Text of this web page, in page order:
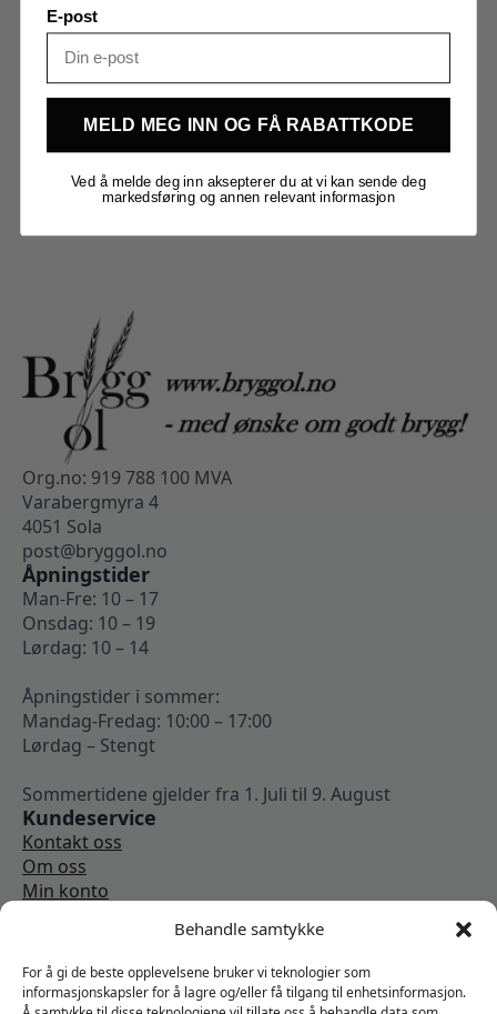
Behandle samtykke
For å gi de beste opplevelsene bruker vi teknologier som
informasjonskapsler for å lagre og/eller få tilgang til enhetsinformasjon.
Vekt
Merker
Org.no: 919 788 100 MVA
Varabergmyra 4
4051 Sola
post@bryggol.no
Åpningstider
Man-Fre: 10 – 17
Onsdag: 10 – 19
Lørdag: 10 – 14
Åpningstider i sommer:
Mandag-Fredag: 10:00 – 17:00
Lørdag – Stengt
Sommertidene gjelder fra 1. Juli til 9. August
Kundeservice
Kontakt oss
Om oss
Min konto
Vi er sosiale
E-post
MELD MEG INN OG FÅ RABATTKODE
Ved å melde deg inn aksepterer du at vi kan sende deg
markedsføring og annen relevant informasjon